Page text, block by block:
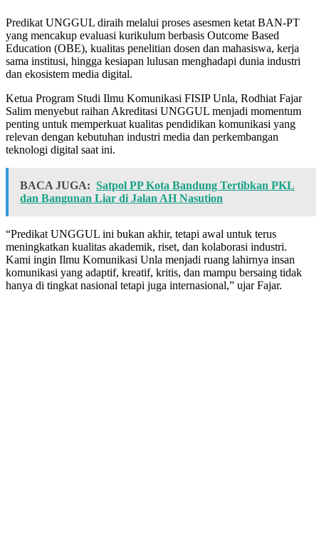
Predikat UNGGUL diraih melalui proses asesmen ketat BAN-PT
yang mencakup evaluasi kurikulum berbasis Outcome Based
Education (OBE), kualitas penelitian dosen dan mahasiswa, kerja
sama institusi, hingga kesiapan lulusan menghadapi dunia industri
dan ekosistem media digital.
Ketua Program Studi Ilmu Komunikasi FISIP Unla, Rodhiat Fajar
Salim menyebut raihan Akreditasi UNGGUL menjadi momentum
penting untuk memperkuat kualitas pendidikan komunikasi yang
relevan dengan kebutuhan industri media dan perkembangan
teknologi digital saat ini.
BACA JUGA: Satpol PP Kota Bandung Tertibkan PKL
dan Bangunan Liar di Jalan AH Nasution
“Predikat UNGGUL ini bukan akhir, tetapi awal untuk terus
meningkatkan kualitas akademik, riset, dan kolaborasi industri.
Kami ingin Ilmu Komunikasi Unla menjadi ruang lahirnya insan
komunikasi yang adaptif, kreatif, kritis, dan mampu bersaing tidak
hanya di tingkat nasional tetapi juga internasional,” ujar Fajar.